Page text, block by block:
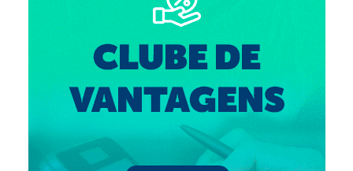
Responsabilidade Técnica
Legislações
Portarias